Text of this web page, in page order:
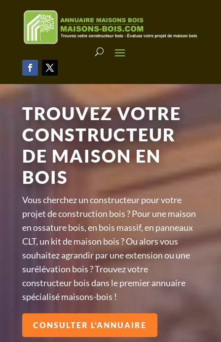
TROUVEZ VOTRE
CONSTRUCTEUR
DE MAISON EN
BOIS
Vous cherchez un constructeur pour votre
projet de construction bois ? Pour une maison
en ossature bois, en bois massif, en panneaux
CLT, un kit de maison bois ? Ou alors vous
souhaitez agrandir par une extension ou une
surélévation bois ? Trouvez votre
constructeur bois dans le premier annuaire
spécialisé maisons-bois !
CONSULTER L'ANNUAIRE